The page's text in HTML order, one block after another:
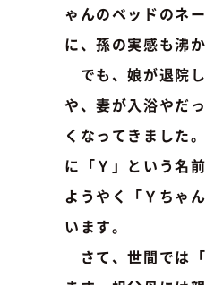
ゃんのベッドのネ
に、孫の実感も沸
でも、娘が退院
や、妻が入浴やだ
くなってきました
に「Ｙ」という名
ようやく「Ｙちゃ
います。
さて、世間では